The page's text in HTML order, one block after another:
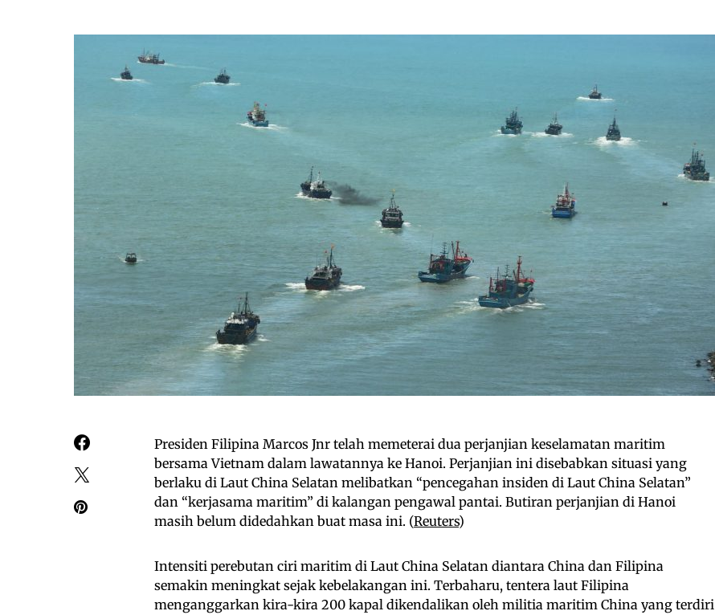
Presiden Filipina Marcos Jnr telah memeterai dua perjanjian keselamatan maritim
bersama Vietnam dalam lawatannya ke Hanoi. Perjanjian ini disebabkan situasi yang
berlaku di Laut China Selatan melibatkan “pencegahan insiden di Laut China Selatan”
dan “kerjasama maritim” di kalangan pengawal pantai. Butiran perjanjian di Hanoi
masih belum didedahkan buat masa ini. (Reuters)
Intensiti perebutan ciri maritim di Laut China Selatan diantara China dan Filipina
semakin meningkat sejak kebelakangan ini. Terbaharu, tentera laut Filipina
menganggarkan kira-kira 200 kapal dikendalikan oleh militia maritim China yang terdiri